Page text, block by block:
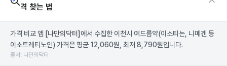
격 찾는 법
가격 비교 앱 [나만의닥터] 에서 수집한 이천시 여드름약(이소티논, 니메겐 등
이소트레티노인) 가격은 평균 12,060원, 최저 8,790원입니다.
출처: 나만의닥터